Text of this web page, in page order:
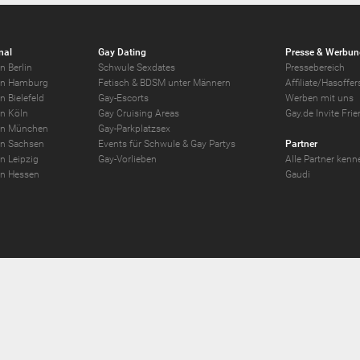
Berlin
Hamburg
Bielefeld
Köln
München
Sachsen
Leipzig
Hessen
Gay Dating
Schwule Sexdates
Fetisch & BDSM unter Männern
Gay-Escorts
Gay Cruising Areas
Gay-Parkplatzsex
Events für Schwule & Gay Partys
Gay-Vorlieben
Presse &
Pressebereich
Affiliate/
Werben mit uns
Gay.de Invite
Partner
Alle Partner
Gaudi